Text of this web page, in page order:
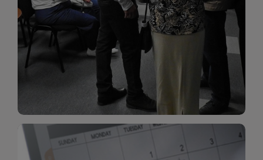
Wystawy
Biblioteka organizuje prezentujące zarówno
sztukę lokalnych twórców, jak i zbiory tematyczne.
W tej sekcji znajdziesz informacje o aktualnych